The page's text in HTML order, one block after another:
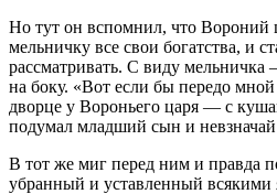
Но тут он вспомнил, что Вороний
мельничку все свои богатства, и
рассматривать. С виду мельничка
на боку. «Вот если бы передо мной
дворце у Вороньего царя — с
подумал младший сын и
В тот же миг перед ним и правда
убранный и уставленный всякими